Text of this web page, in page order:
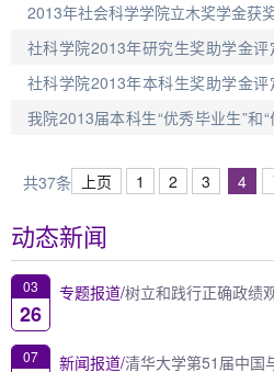
动态新闻
03
26
专题报道/树立和践行正确政绩
07 新闻报道/清华大学第51届中国
2013年社会科学学院立木奖学金获
社科学院2013年研究生奖助学金评
利结束
社科学院2013年本科生奖助学金评
利结束
我院2013届本科生“优秀毕业生”和“
共37条
上页 1 2 3 4